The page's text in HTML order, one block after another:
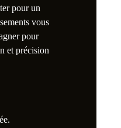
pour un
vous
pour
et précision